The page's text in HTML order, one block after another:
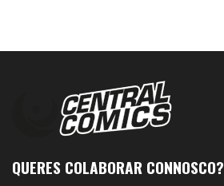
QUERES COLABORAR CONNOSCO?